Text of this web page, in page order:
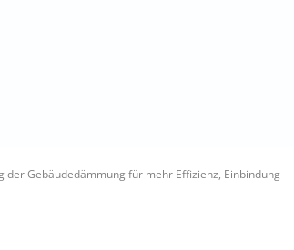
Gebäudedämmung für mehr Effizienz, Einbindung